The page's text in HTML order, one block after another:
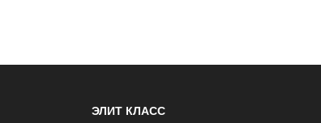
ЭЛИТ КЛАСС